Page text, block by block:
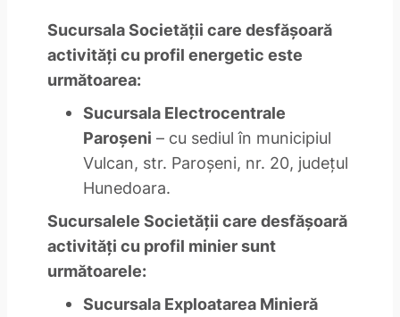
Sucursala Societăţii care desfăşoară
activităţi cu profil energetic este
următoarea:
Sucursala Electrocentrale
Paroşeni – cu sediul în municipiul
Vulcan, str. Paroşeni, nr. 20, judeţul
Hunedoara.
Sucursalele Societăţii care desfăşoară
activităţi cu profil minier sunt
următoarele:
Sucursala Exploatarea Minieră